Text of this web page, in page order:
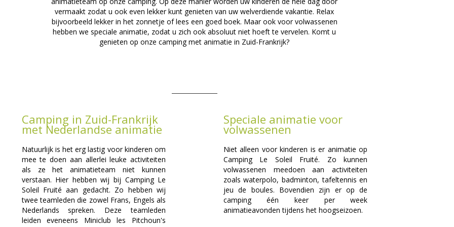
vermaakt zodat u ook even lekker kunt genieten van uw welverdiende vakantie. Relax
bijvoorbeeld lekker in het zonnetje of lees een goed boek. Maar ook voor volwassenen
hebben we speciale animatie, zodat u zich ook absoluut niet hoeft te vervelen. Komt u
genieten op onze camping met animatie in Zuid-Frankrijk?
Camping in Zuid-Frankrijk
met Nederlandse animatie
Natuurlijk is het erg lastig voor kinderen om
mee te doen aan allerlei leuke activiteiten
als ze het animatieteam niet kunnen
verstaan. Hier hebben wij bij Camping Le
Soleil Fruité aan gedacht. Zo hebben wij
twee teamleden die zowel Frans, Engels als
Nederlands spreken. Deze teamleden
leiden eveneens Miniclub les Pitchoun's
Speciale animatie voor
volwassenen
Niet alleen voor kinderen is er animatie op
Camping Le Soleil Fruité. Zo kunnen
volwassenen meedoen aan activiteiten
zoals waterpolo, badminton, tafeltennis en
jeu de boules. Bovendien zijn er op de
camping één keer per week
animatieavonden tijdens het hoogseizoen.